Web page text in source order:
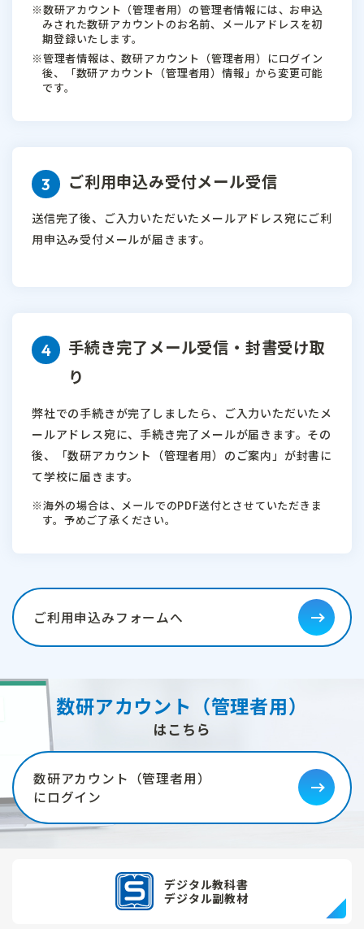
数研アカウント（管理者用）の管理者情報には、お申込
みされた数研アカウントのお名前、メールアドレスを初
期登録いたします。
管理者情報は、数研アカウント（管理者用）にログイン
後、「数研アカウント（管理者用）情報」から変更可能
です。
ご利用申込み受付メール受信
送信完了後、ご入力いただいたメールアドレス宛にご利
用申込み受付メールが届きます。
手続き完了メール受信・封書受け取
り
弊社での手続きが完了しましたら、ご入力いただいたメ
ールアドレス宛に、手続き完了メールが届きます。その
後、「数研アカウント（管理者用）のご案内」が封書に
て学校に届きます。
海外の場合は、メールでのPDF送付とさせていただきま
す。予めご了承ください。
ご利用申込みフォームへ
数研アカウント（管理者用）
はこちら
数研アカウント（管理者用）
にログイン
デジタル教科書
デジタル副教材